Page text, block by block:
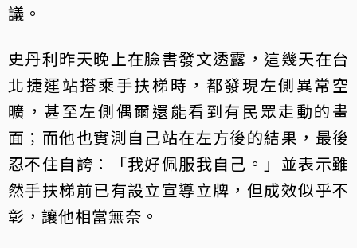
議。
史丹利昨天晚上在臉書發文透露，這幾天在台
北捷運站搭乘手扶梯時，都發現左側異常空
曠，甚至左側偶爾還能看到有民眾走動的畫
面；而他也實測自己站在左方後的結果，最後
忍不住自誇：「我好佩服我自己。」並表示雖
然手扶梯前已有設立宣導立牌，但成效似乎不
彰，讓他相當無奈。